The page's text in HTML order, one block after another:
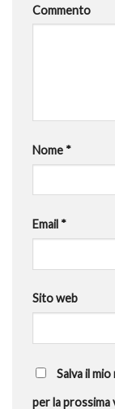
Commento
Nome *
Email *
Sito web
Salva il
per la prossima